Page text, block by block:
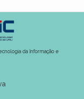
da Informação e